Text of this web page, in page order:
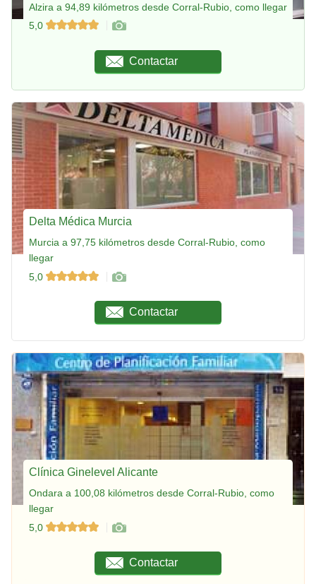
Alzira a 94,89 kilómetros desde Corral-Rubio, como llegar
5,0
Contactar
Delta Médica Murcia
Murcia a 97,75 kilómetros desde Corral-Rubio, como
llegar
5,0
Contactar
Clínica Ginelevel Alicante
Ondara a 100,08 kilómetros desde Corral-Rubio, como
llegar
5,0
Contactar